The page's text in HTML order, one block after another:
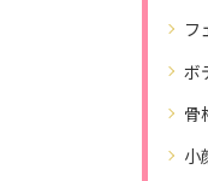
フ
ボ
骨
小